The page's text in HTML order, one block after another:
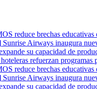
reduce brechas
Sunrise Airways inaugura
su capacidad de
refuerzan
reduce brechas
Sunrise Airways inaugura
su capacidad de